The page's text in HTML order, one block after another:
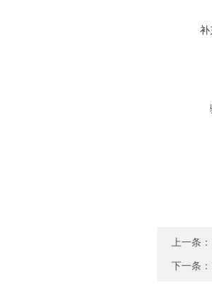
补
上一条：
下一条：